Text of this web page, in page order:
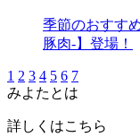
季節のおすす
豚肉-】登場！
1 2 3 4 5 6 7
みよたとは
詳しくはこちら